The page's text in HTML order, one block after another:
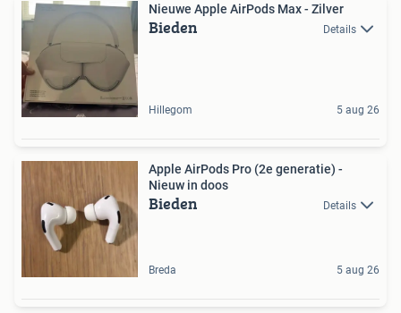
Nieuwe Apple AirPods Max - Zilver
Bieden Details
Hillegom 5 aug 26
Apple AirPods Pro (2e generatie) -
Nieuw in doos
Bieden Details
Breda 5 aug 26